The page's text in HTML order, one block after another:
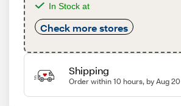
In Stock at
Check more stores
Shipping
Order within 10 hours, by Aug 20